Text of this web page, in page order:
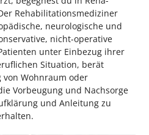
Rehabilitationsmediziner
neurologische und
nicht-operative
unter Einbezug ihrer
Situation, berät
Wohnraum oder
Vorbeugung und Nachsorge
und Anleitung zu